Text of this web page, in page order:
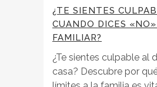
¿TE SIENTES
CUANDO DICES
FAMILIAR?
¿Te sientes culpable al
casa? Descubre por